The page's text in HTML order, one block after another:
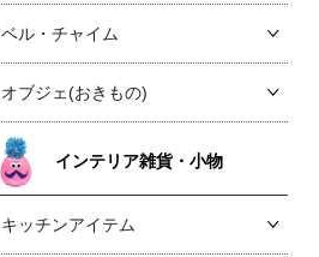
ベル・チャイム
オブジェ(おきもの)
インテリア雑貨・小物
キッチンアイテム